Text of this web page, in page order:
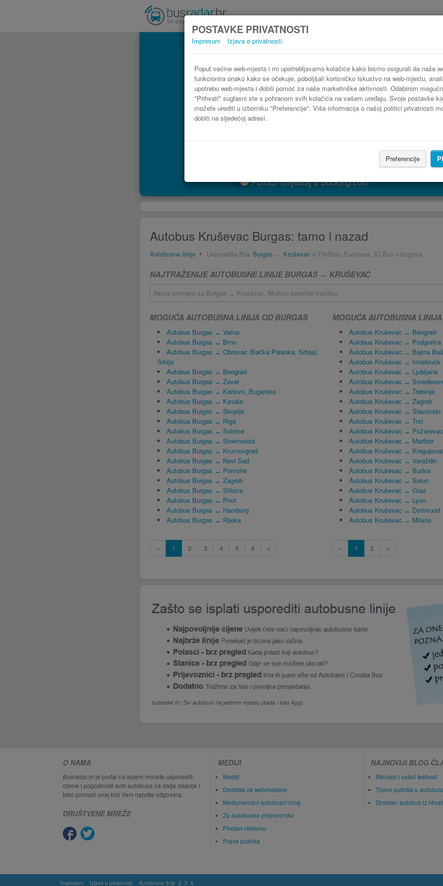
POSTAVKE PRIVATNOSTI
Impresum Izjava o privatnosti
Poput većine web-mjesta i mi upotrebljavamo kolačiće kako bismo osigurali da naše
funkcionira onako kako se očekuje, poboljšali korisničko iskustvo na web-mjestu,
upotrebu web-mjesta i dobili pomoć za naše marketinške aktivnosti. Odabirom
"Prihvati" suglasni ste s pohranom svih kolačića na vašem uređaju. Svoje postavke
možete urediti u izborniku "Preferencije". Više informacija o našoj politici privatnosti
dobiti na sljedećoj adresi.
Preferencije
Potraži smještaj s Booking.com
Autobus Kruševac Burgas: tamo i nazad
Autobusne linije Usporedite Bus Burgas ↔ Kruševac s FlixBus, Eurolines, IC Bus i drugima
NAJTRAŽENIJE AUTOBUSNE LINIJE BURGAS ↔ KRUŠEVAC
Nema primjera za Burgas ↔ Kruševac. Molimo koristite tražilicu.
MOGUĆA AUTOBUSNA LINIJA OD BURGAS
Autobus Burgas ↔ Varna
Autobus Burgas ↔ Brno
Autobus Burgas ↔ Obrovac (Bačka Palanka, Srbija),
Srbija
Autobus Burgas ↔ Beograd
Autobus Burgas ↔ Zavet
Autobus Burgas ↔ Karlovo, Bugarska
Autobus Burgas ↔ Kavala
Autobus Burgas ↔ Skoplje
Autobus Burgas ↔ Riga
Autobus Burgas ↔ Solnice
Autobus Burgas ↔ Sinemorets
Autobus Burgas ↔ Krumovgrad
Autobus Burgas ↔ Novi Sad
Autobus Burgas ↔ Pomorie
Autobus Burgas ↔ Zagreb
Autobus Burgas ↔ Silistra
Autobus Burgas ↔ Pirot
Autobus Burgas ↔ Hamburg
Autobus Burgas ↔ Rijeka
« 1 2 3 4 5 6 »
MOGUĆA AUTOBUSNA
Autobus Kruševac ↔ Beograd
Autobus Kruševac ↔ Podgorica
Autobus Kruševac ↔ Bajina
Autobus Kruševac ↔ Innsbruck
Autobus Kruševac ↔ Ljubljana
Autobus Kruševac ↔
Autobus Kruševac ↔ Trebinje
Autobus Kruševac ↔ Zagreb
Autobus Kruševac ↔ Slavonski
Autobus Kruševac ↔ Trst
Autobus Kruševac ↔ Požarevac
Autobus Kruševac ↔ Maribor
Autobus Kruševac ↔
Autobus Kruševac ↔ Varaždin
Autobus Kruševac ↔ Budva
Autobus Kruševac ↔ Solun
Autobus Kruševac ↔ Graz
Autobus Kruševac ↔ Lyon
Autobus Kruševac ↔ Dortmund
Autobus Kruševac ↔ Milano
« 1 2 »
O NAMA
Busradar.hrje portal na kojem možete usporediti
cijene i pogodnosti svih autobusa na dalje relacije i
tako pronaći onaj koji Vam najviše odgovara.
DRUŠTVENE MREŽE
MEDIJI
Mediji
Dodatak za webmastere
Međunarodni autobusni blog
Za autobusne prijevoznike
Postavi reklamu
Prava putnika
NAJNOVIJI BLOG
INmusic i ostali festivali
Tipovi putnika u
Direktan autobus iz
Impresum Izjava o privatnosti Autobusne linije 2 3 4